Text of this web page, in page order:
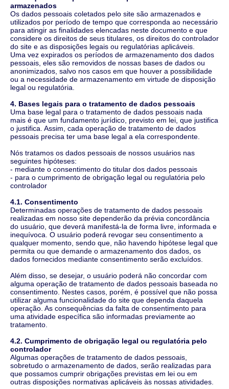
armazenados
Os dados pessoais coletados pelo site são armazenados e
utilizados por período de tempo que corresponda ao necessário
para atingir as finalidades elencadas neste documento e que
considere os direitos de seus titulares, os direitos do controlador
do site e as disposições legais ou regulatórias aplicáveis.
Uma vez expirados os períodos de armazenamento dos dados
pessoais, eles são removidos de nossas bases de dados ou
anonimizados, salvo nos casos em que houver a possibilidade
ou a necessidade de armazenamento em virtude de disposição
legal ou regulatória.
4. Bases legais para o tratamento de dados pessoais
Uma base legal para o tratamento de dados pessoais nada
mais é que um fundamento jurídico, previsto em lei, que justifica
o justifica. Assim, cada operação de tratamento de dados
pessoais precisa ter uma base legal a ela correspondente.
Nós tratamos os dados pessoais de nossos usuários nas
seguintes hipóteses:
- mediante o consentimento do titular dos dados pessoais
- para o cumprimento de obrigação legal ou regulatória pelo
controlador
4.1. Consentimento
Determinadas operações de tratamento de dados pessoais
realizadas em nosso site dependerão da prévia concordância
do usuário, que deverá manifestá-la de forma livre, informada e
inequívoca. O usuário poderá revogar seu consentimento a
qualquer momento, sendo que, não havendo hipótese legal que
permita ou que demande o armazenamento dos dados, os
dados fornecidos mediante consentimento serão excluídos.
Além disso, se desejar, o usuário poderá não concordar com
alguma operação de tratamento de dados pessoais baseada no
consentimento. Nestes casos, porém, é possível que não possa
utilizar alguma funcionalidade do site que dependa daquela
operação. As consequências da falta de consentimento para
uma atividade específica são informadas previamente ao
tratamento.
4.2. Cumprimento de obrigação legal ou regulatória pelo
controlador
Algumas operações de tratamento de dados pessoais,
sobretudo o armazenamento de dados, serão realizadas para
que possamos cumprir obrigações previstas em lei ou em
outras disposições normativas aplicáveis às nossas atividades.